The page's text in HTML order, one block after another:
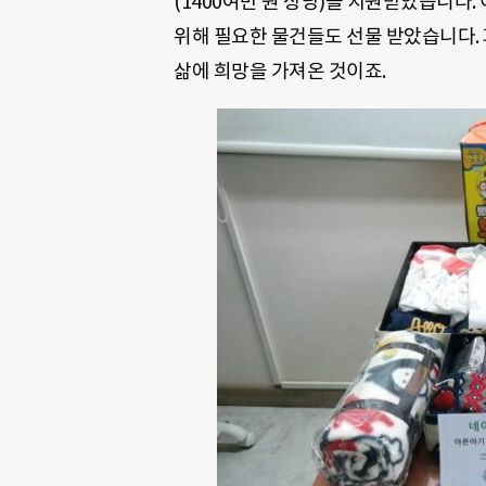
위해 필요한 물건들도 선물 받았습니다
삶에 희망을 가져온 것이죠.